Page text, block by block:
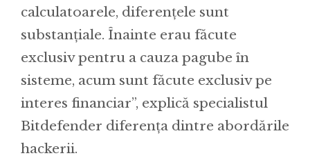
calculatoarele, diferențele sunt
substanțiale. Înainte erau făcute
exclusiv pentru a cauza pagube în
sisteme, acum sunt făcute exclusiv pe
interes financiar”, explică specialistul
Bitdefender diferența dintre abordările
hackerii.